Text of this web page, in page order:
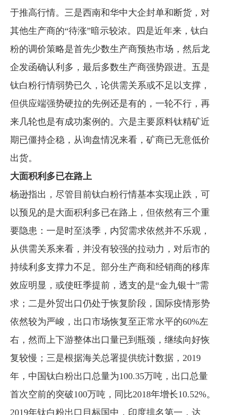
于推高行情。三是西南和华中大企封单和断货，对
其他生产商的“待涨”暗示较浓。四是近年来，钛白
粉的调价策略是首先少数生产商预热市场，然后龙
企发函确认利多，最后多数生产商强势跟进。五是
钛白粉行情弱势已久，论供需关系或不足以支撑，
但供应端强势硬拉的先例还是有的，一轮不行，再
来几轮也是有成功案例的。六是主要原料钛精矿近
期已僵持企稳，从询盘情况来看，矿商已无意低价
出货。
大面积利多已在路上
杨逊指出，尽管目前钛白粉行情基本实现止跌，可
以预见的是大面积利多已在路上，但依然有三个重
要隐患：一是时至淡季，内贸需求依然并不乐观，
从供需关系来看，并没有较强的拉动力，对后市的
持续利多支撑力不足。部分生产商和经销商的移库
效应明显，或使旺季提前，透支的是“金九银十”需
求；二是外贸出口仍处于恢复阶段，国际疫情形势
依然较为严峻，出口市场恢复至正常水平的60%左
右，然而上下游整体出口量已到瓶颈，继续向好恢
复较慢；三是根据海关总署提供统计数据，2019
年，中国钛白粉出口总量为100.35万吨，出口总量
首次空前的突破100万吨，同比2018年增长10.52%。
2019年钛白粉出口目标国中，印度排名第一，达